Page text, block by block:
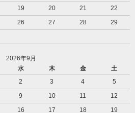
19 20 21
22
26 27 28
29
2026年9月
水 木 金
土
2 3 4
5
9 10 11
12
16 17 18
19